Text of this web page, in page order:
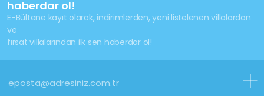
haberdar ol!
E-Bültene kayıt olarak, indirimlerden, yeni listelenen villalardan
ve
fırsat villalarından ilk sen haberdar ol!